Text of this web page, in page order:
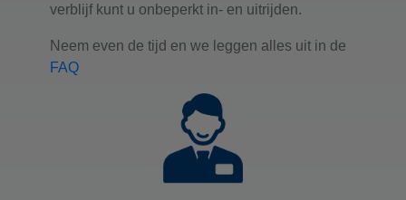
verblijf kunt u onbeperkt in- en uitrijden.
Neem even de tijd en we leggen alles uit in de
FAQ